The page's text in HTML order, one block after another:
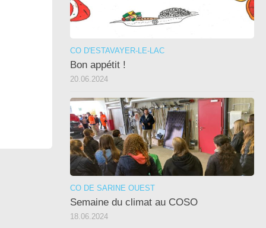
CO D'ESTAVAYER-LE-LAC
Bon appétit !
20.06.2024
CO DE SARINE OUEST
Semaine du climat au COSO
18.06.2024